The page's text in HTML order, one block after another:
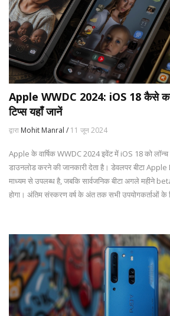
Apple WWDC 2024: iOS 18 कैसे करें
टिप्स यहाँ जानें
द्वारा Mohit Manral / 11 जून 2024
Apple के वार्षिक WWDC 2024 इवेंट में iOS 18 को
डाउनलोड करने की जानकारी देता है। डेवलपर बीटा
माध्यम से उपलब्ध है, जबकि सार्वजनिक बीटा अगले महीने
होगा। अंतिम संस्करण वर्ष के अंत तक सभी उपयोगकर्ताओं के